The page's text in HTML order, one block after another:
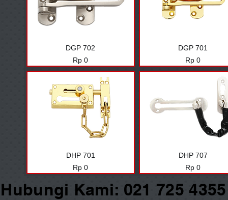
DGP 702
Harga
Rp 0
DGP 701
Harga
Rp 0
DHP 701
Harga
Rp 0
DHP 707
Harga
Rp 0
Kami: 021 725